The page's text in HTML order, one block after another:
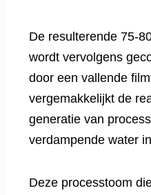
De resulterende 75-
wordt vervolgens
door een vallende
vergemakkelijkt de
generatie van
verdampende water
Deze processtoom